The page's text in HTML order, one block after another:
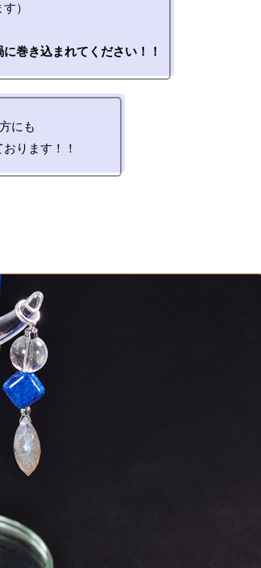
）
巻き込まれてください！！
にも